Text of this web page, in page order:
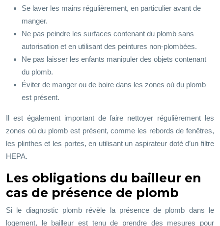
Se laver les mains régulièrement, en particulier avant de
manger.
Ne pas peindre les surfaces contenant du plomb sans
autorisation et en utilisant des peintures non-plombées.
Ne pas laisser les enfants manipuler des objets contenant
du plomb.
Éviter de manger ou de boire dans les zones où du plomb
est présent.
Il est également important de faire nettoyer régulièrement les
zones où du plomb est présent, comme les rebords de fenêtres,
les plinthes et les portes, en utilisant un aspirateur doté d’un filtre
HEPA.
Les obligations du bailleur en
cas de présence de plomb
Si le diagnostic plomb révèle la présence de plomb dans le
logement, le bailleur est tenu de prendre des mesures pour